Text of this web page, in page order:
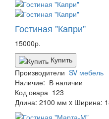
Гостиная "Капри"
15000р.
Купить
Производители SV мебель
Наличие: В наличии
Код овара 123
Длина: 2100 мм x Ширина: